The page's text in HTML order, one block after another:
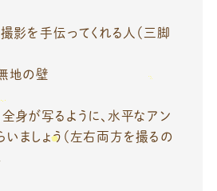
撮影を手伝ってくれる人（三脚
地の壁
身が写るように、水平なアン
ましょう（左右両方を撮るの